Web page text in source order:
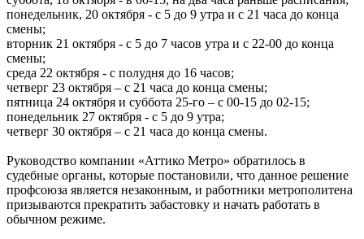
понедельник, 20 октября - с 5 до 9 утра и с 21 часа до конца
смены;
вторник 21 октября - с 5 до 7 часов утра и с 22-00 до конца
смены;
среда 22 октября - с полудня до 16 часов;
четверг 23 октября – с 21 часа до конца смены;
пятница 24 октября и суббота 25-го – с 00-15 до 02-15;
понедельник 27 октября - с 5 до 9 утра;
четверг 30 октября – с 21 часа до конца смены.
Руководство компании «Аттико Метро» обратилось в
судебные органы, которые постановили, что данное решение
профсоюза является незаконным, и работники метрополитена
призываются прекратить забастовку и начать работать в
обычном режиме.